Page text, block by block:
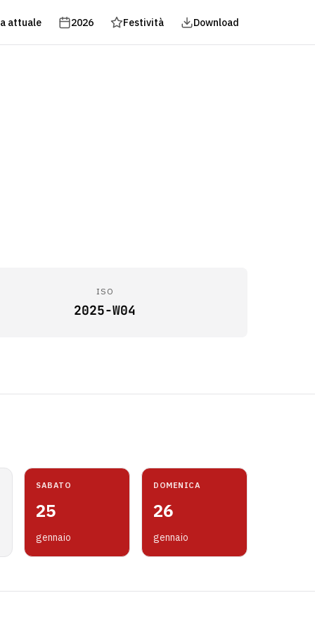
attuale 2026 Festività Download
ISO
2025-W04
SABATO
25
gennaio
DOMENICA
26
gennaio